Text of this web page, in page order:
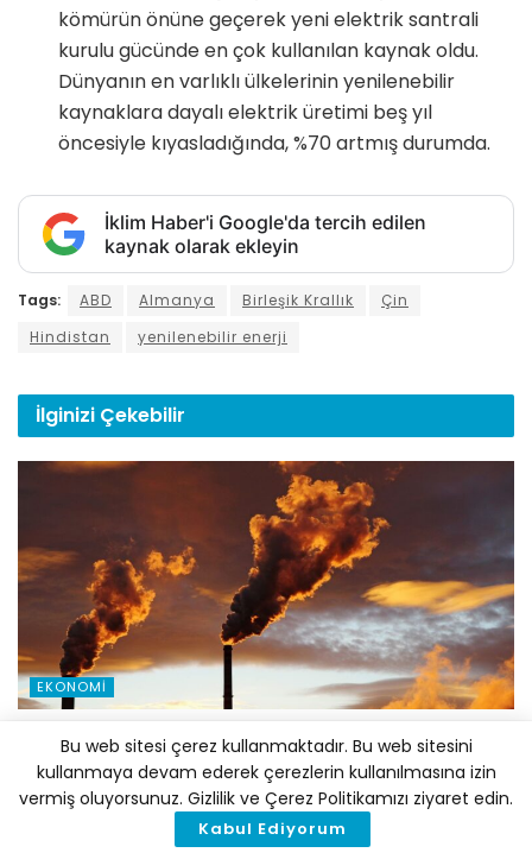
kömürün önüne geçerek yeni elektrik santrali
kurulu gücünde en çok kullanılan kaynak oldu.
Dünyanın en varlıklı ülkelerinin yenilenebilir
kaynaklara dayalı elektrik üretimi beş yıl
öncesiyle kıyasladığında, %70 artmış durumda.
İklim Haber'i Google'da tercih edilen
kaynak olarak ekleyin
Tags: ABD Almanya Birleşik Krallık
Çin
Hindistan
yenilenebilir enerji
İlginizi Çekebilir
EKONOMI
Milyarlarca Dolar Fosil Yakıtlara Akıyor: COP31
Öncesi Avustralya ve Türkiye Mercek Altında
6 AĞUSTOS 2026
Bu web sitesi çerez kullanmaktadır. Bu web sitesini
kullanmaya devam ederek çerezlerin kullanılmasına izin
vermiş oluyorsunuz. Gizlilik ve Çerez Politikamızı ziyaret edin.
Kabul Ediyorum